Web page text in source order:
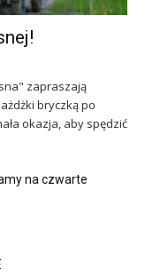
zapraszają
bryczką po
okazja, aby spędzić
na czwarte